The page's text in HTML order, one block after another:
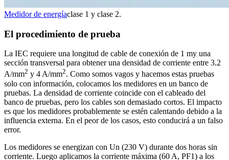
Medidor de energíaclase 1 y clase 2.
El procedimiento de prueba
La IEC requiere una longitud de cable de conexión de 1 my una
sección transversal para obtener una densidad de corriente entre 3.2
A/mm2 y 4 A/mm2. Como somos vagos y hacemos estas pruebas
solo con información, colocamos los medidores en un banco de
pruebas. La densidad de corriente coincide con el cableado del
banco de pruebas, pero los cables son demasiado cortos. El impacto
es que los medidores probablemente se estén calentando debido a la
influencia externa. En el peor de los casos, esto conducirá a un falso
error.
Los medidores se energizan con Un (230 V) durante dos horas sin
corriente. Luego aplicamos la corriente máxima (60 A, PF1) a los